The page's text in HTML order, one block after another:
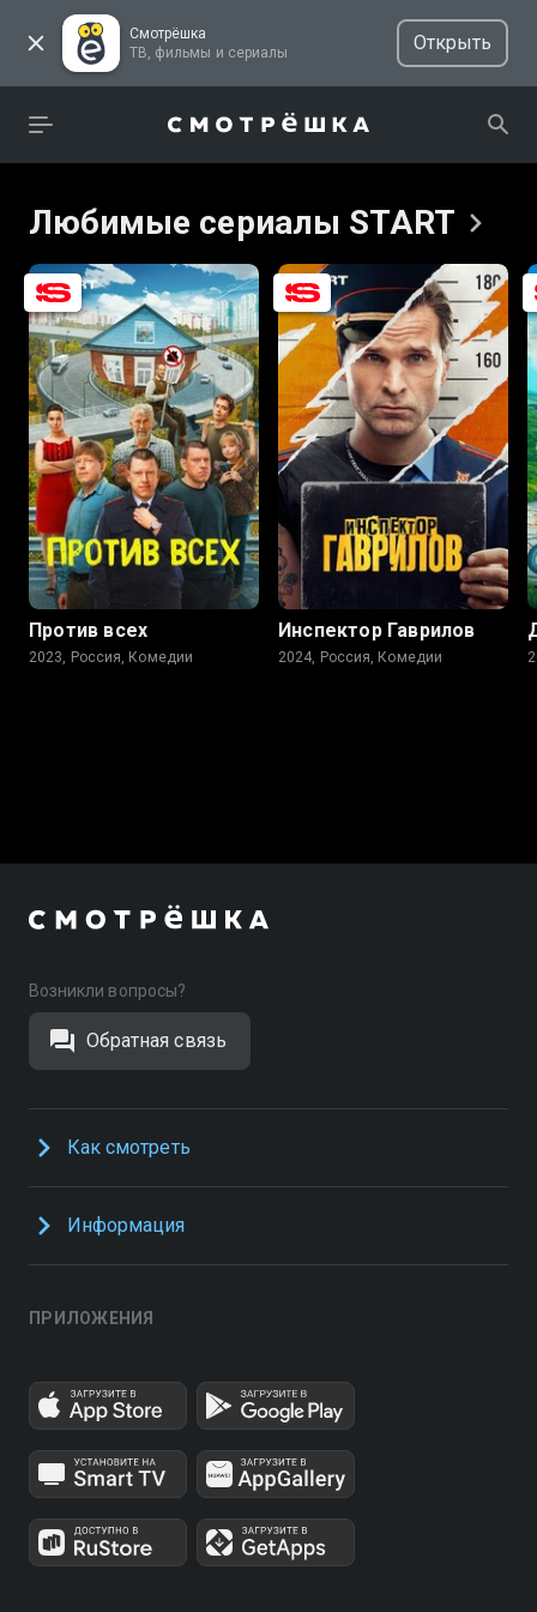
Смотрёшка
ТВ, фильмы и сериалы
Открыть
Любимые сериалы START
7.7 6.3
Против всех
2023, Россия, Комедии
8.2 7.5
Инспектор Гаврилов
2024, Россия, Комедии
Возникли вопросы?
Обратная связь
Как смотреть
Информация
ПРИЛОЖЕНИЯ